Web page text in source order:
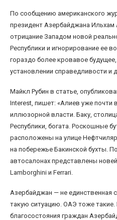
По сообщению американского
президент Азербайджана
отрицание Западом новой
Республики и игнорирование ее
гораздо более кровавое
установлении справедливости и
Майкл Рубин в статье,
Interest, пишет: «Алиев уже почти
иллюзорной власти. Баку,
Республики, богата. Роскошные
расположены на улице
на побережье Бакинской бухты.
автосалонах представлены
Lamborghini и Ferrari.
Азербайджан — не единственная
такую ситуацию. ОАЭ тоже
благосостояния граждан